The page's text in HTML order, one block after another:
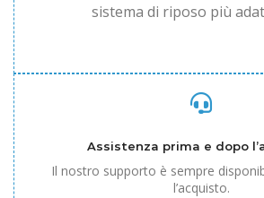
sistema di riposo più
Assistenza prima e dopo
Il nostro supporto è sempre
l’acquisto.